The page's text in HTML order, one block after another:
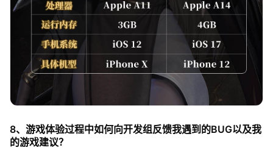
8、游戏体验过程中如何向开发组反馈我遇到的BUG以及我
的游戏建议？